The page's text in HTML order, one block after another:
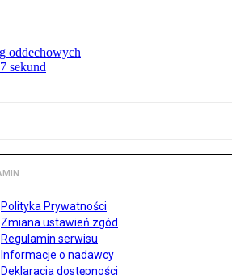
oddechowych
sekund
Polityka Prywatności
Zmiana ustawień zgód
Regulamin serwisu
Informacje o nadawcy
Deklaracja dostępności